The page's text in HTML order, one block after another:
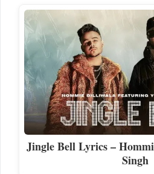
Jingle Bell Lyrics –
Singh